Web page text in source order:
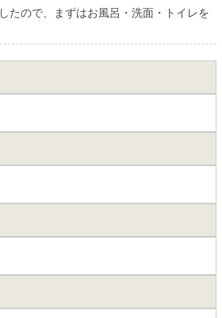
たので、まずはお風呂・洗面・トイレを